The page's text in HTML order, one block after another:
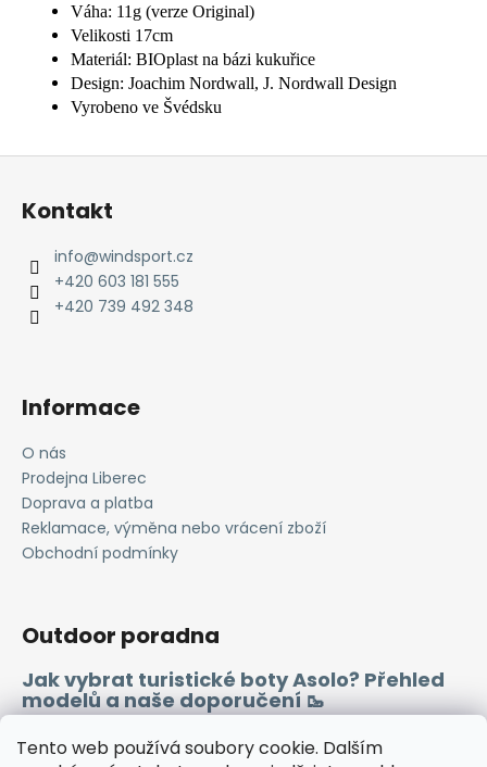
Tento web používá soubory cookie. Dalším
Váha: 11g (verze Original)
Velikosti 17cm
Materiál: BIOplast na bázi kukuřice
Design: Joachim Nordwall, J. Nordwall Design
Vyrobeno ve Švédsku
Z
Kontakt
info@windsport.cz
+420 603 181 555
+420 739 492 348
Informace
O nás
Prodejna Liberec
Doprava a platba
Reklamace, výměna nebo vrácení zboží
Obchodní podmínky
Outdoor poradna
Jak vybrat turistické boty Asolo? Přehled
modelů a naše doporučení 🥾